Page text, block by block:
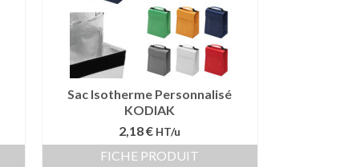
Sac Isotherme Personnalisé
KODIAK
2,18 € HT/u
FICHE PRODUIT